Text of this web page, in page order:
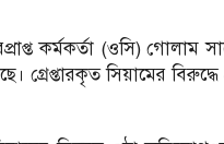
কর্মকর্তা (ওসি) গোলাম
গ্রেপ্তারকৃত সিয়ামের